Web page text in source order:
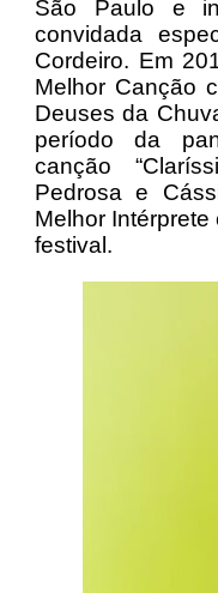
São Paulo e
convidada
Cordeiro. Em
Melhor Canção
Deuses da
período da
canção
Pedrosa e
Melhor
festival.